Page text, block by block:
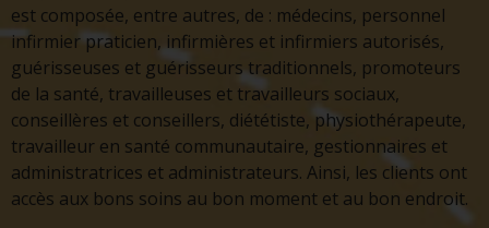
est composée, entre autres, de : médecins, personnel
infirmier praticien, infirmières et infirmiers autorisés,
guérisseuses et guérisseurs traditionnels, promoteurs
de la santé, travailleuses et travailleurs sociaux,
conseillères et conseillers, diététiste, physiothérapeute,
travailleur en santé communautaire, gestionnaires et
administratrices et administrateurs. Ainsi, les clients ont
accès aux bons soins au bon moment et au bon endroit.